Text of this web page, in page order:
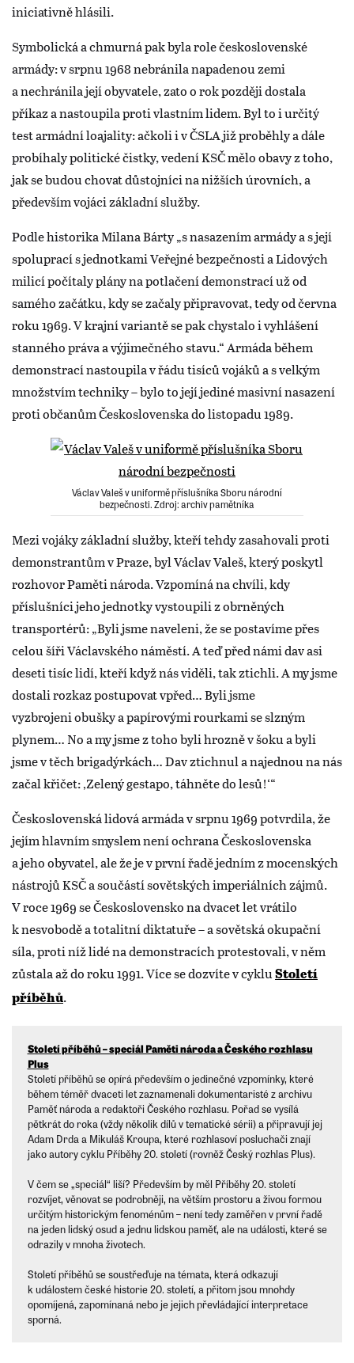
iniciativně hlásili.
Symbolická a chmurná pak byla role československé
armády: v srpnu 1968 nebránila napadenou zemi
a nechránila její obyvatele, zato o rok později dostala
příkaz a nastoupila proti vlastním lidem. Byl to i určitý
test armádní loajality: ačkoli i v ČSLA již proběhly a dále
probíhaly politické čistky, vedení KSČ mělo obavy z toho,
jak se budou chovat důstojníci na nižších úrovních, a
především vojáci základní služby.
Podle historika Milana Bárty „s nasazením armády a s její
spoluprací s jednotkami Veřejné bezpečnosti a Lidových
milicí počítaly plány na potlačení demonstrací už od
samého začátku, kdy se začaly připravovat, tedy od června
roku 1969. V krajní variantě se pak chystalo i vyhlášení
stanného práva a výjimečného stavu.“ Armáda během
demonstrací nastoupila v řádu tisíců vojáků a s velkým
množstvím techniky – bylo to její jediné masivní nasazení
proti občanům Československa do listopadu 1989.
Václav Valeš v uniformě příslušníka Sboru národní
bezpečnosti. Zdroj: archiv pamětníka
Mezi vojáky základní služby, kteří tehdy zasahovali proti
demonstrantům v Praze, byl Václav Valeš, který poskytl
rozhovor Paměti národa. Vzpomíná na chvíli, kdy
příslušníci jeho jednotky vystoupili z obrněných
transportérů: „Byli jsme naveleni, že se postavíme přes
celou šíři Václavského náměstí. A teď před námi dav asi
deseti tisíc lidí, kteří když nás viděli, tak ztichli. A my jsme
dostali rozkaz postupovat vpřed… Byli jsme
vyzbrojeni obušky a papírovými rourkami se slzným
plynem… No a my jsme z toho byli hrozně v šoku a byli
jsme v těch brigadýrkách… Dav ztichnul a najednou na nás
začal křičet: ‚Zelený gestapo, táhněte do lesů!‘“
Československá lidová armáda v srpnu 1969 potvrdila, že
jejím hlavním smyslem není ochrana Československa
a jeho obyvatel, ale že je v první řadě jedním z mocenských
nástrojů KSČ a součástí sovětských imperiálních zájmů.
V roce 1969 se Československo na dvacet let vrátilo
k nesvobodě a totalitní diktatuře – a sovětská okupační
síla, proti níž lidé na demonstracích protestovali, v něm
zůstala až do roku 1991. Více se dozvíte v cykluStoletí
příběhů.
Století příběhů – speciál Paměti národa a Českého rozhlasu
Plus
Století příběhů se opírá především o jedinečné vzpomínky, které
během téměř dvaceti let zaznamenali dokumentaristé z archivu
Paměť národa a redaktoři Českého rozhlasu. Pořad se vysílá
pětkrát do roka (vždy několik dílů v tematické sérii) a připravují jej
Adam Drda a Mikuláš Kroupa, které rozhlasoví posluchači znají
jako autory cyklu Příběhy 20. století (rovněž Český rozhlas Plus).
V čem se „speciál“ liší? Především by měl Příběhy 20. století
rozvíjet, věnovat se podrobněji, na větším prostoru a živou formou
určitým historickým fenoménům – není tedy zaměřen v první řadě
na jeden lidský osud a jednu lidskou paměť, ale na události, které se
odrazily v mnoha životech.
Století příběhů se soustřeďuje na témata, která odkazují
k událostem české historie 20. století, a přitom jsou mnohdy
opomíjená, zapomínaná nebo je jejich převládající interpretace
sporná.